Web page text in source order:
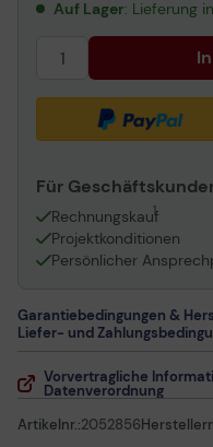
Auf Lager: Lieferung
Für
Rechnungskauf
1
Projektkonditionen
Persönlicher
Garantiebedingungen &
Liefer- und
Vorvertragliche
Datenverordnung
Artikelnr.:2052856